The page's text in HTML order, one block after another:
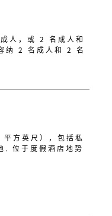
人，或 2 名成人和
纳 2 名成人和 2 名
方英尺），包括私
. 位于度假酒店地势